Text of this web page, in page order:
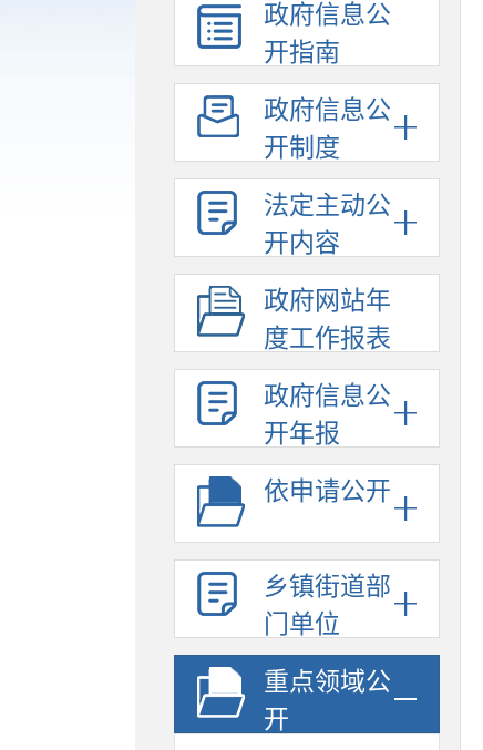
政府信息公
开指南
政府信息公
开制度
法定主动公
开内容
政府网站年
度工作报表
政府信息公
开年报
依申请公开
乡镇街道部
门单位
重点领域公
开